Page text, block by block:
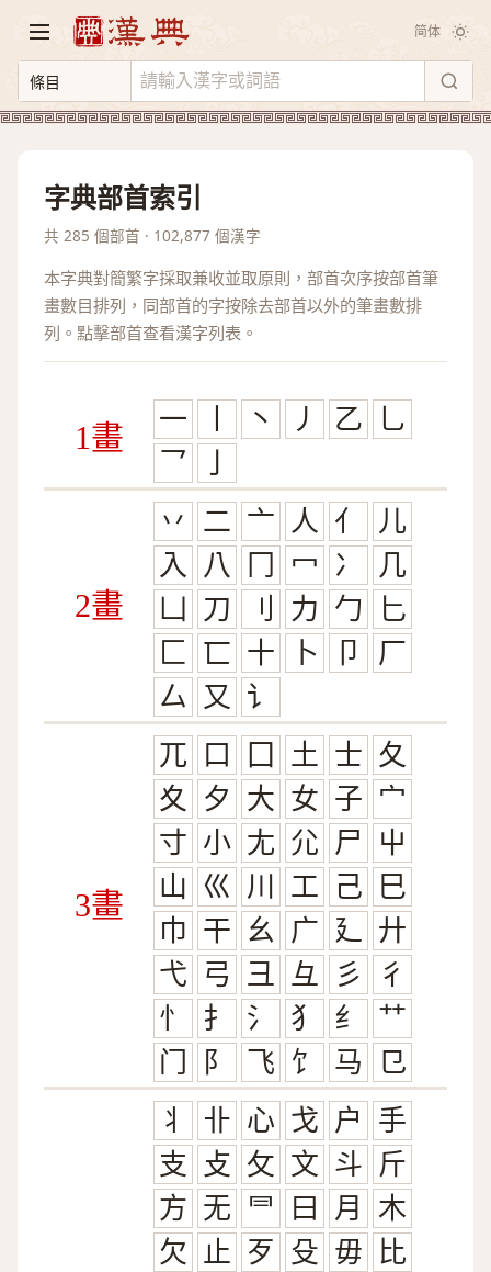
简体
字典部首索引
共 285 個部首 · 102,877 個漢字
本字典對簡繁字採取兼收並取原則，部首次序按部首筆
畫數目排列，同部首的字按除去部首以外的筆畫數排
列。點擊部首查看漢字列表。
1畫 一 丶 丿 乙
乚
乛
2畫
丷 二 亠 人 亻
儿
入
八 冂 冖 冫
几
凵
刀 刂 力 勹
匕
匚
匸 十 卜 卩
厂
厶
又 讠
3畫
兀 口 囗 土 士 夂
夊
夕 大 女 子 宀
寸 小 尢 尣 尸
屮
山 巛 川 工 己
巳
巾 干 幺 广 廴
廾
弋
弓 彐 彑 彡
彳
忄
扌 氵 犭 纟
艹
门
阝 飞 饣 马 㔾
丬 卝 心 戈 户
手
支
攴 攵 文 斗 斤
方 无 ⺜ 曰 月
木
欠
止 歹 殳 毋
比